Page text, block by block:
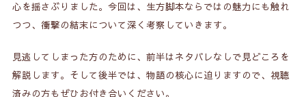
心を揺さぶりました。今回は、生方脚本ならではの魅力にも触れ
つつ、衝撃の結末について深く考察していきます。
見逃してしまった方のために、前半はネタバレなしで見どころを
解説します。そして後半では、物語の核心に迫りますので、視聴
済みの方もぜひお付き合いください。